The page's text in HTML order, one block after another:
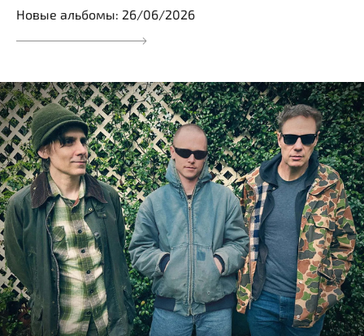
Новые альбомы: 26/06/2026